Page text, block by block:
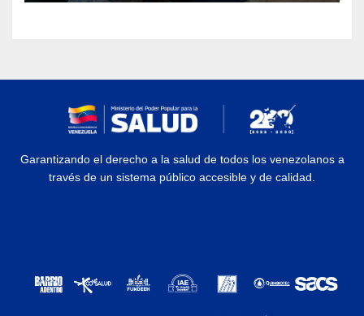
Garantizando el derecho a la salud de todos los venezolanos a
través de un sistema público accesible y de calidad.